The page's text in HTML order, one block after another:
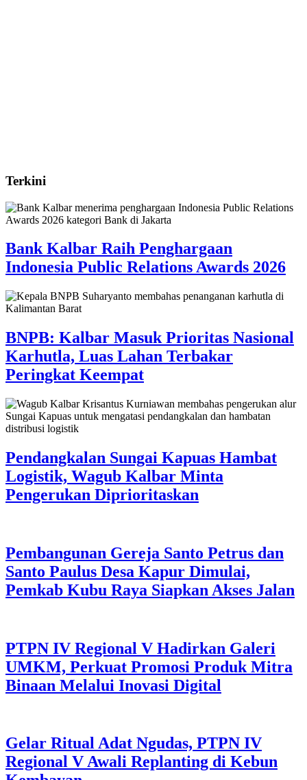
Terkini
Bank Kalbar Raih Penghargaan
Indonesia Public Relations Awards 2026
BNPB: Kalbar Masuk Prioritas Nasional
Karhutla, Luas Lahan Terbakar
Peringkat Keempat
Pendangkalan Sungai Kapuas Hambat
Logistik, Wagub Kalbar Minta
Pengerukan Diprioritaskan
Pembangunan Gereja Santo Petrus dan
Santo Paulus Desa Kapur Dimulai,
Pemkab Kubu Raya Siapkan Akses Jalan
PTPN IV Regional V Hadirkan Galeri
UMKM, Perkuat Promosi Produk Mitra
Binaan Melalui Inovasi Digital
Gelar Ritual Adat Ngudas, PTPN IV
Regional V Awali Replanting di Kebun